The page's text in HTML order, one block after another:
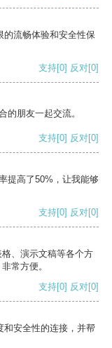
的流畅体验和安全性保
支持[0] 反对[0]
的朋友一起交流。
支持[0] 反对[0]
提高了50%，让我能够
支持[0] 反对[0]
、演示文稿等各个方
常方便。
支持[0] 反对[0]
和安全性的连接，并帮